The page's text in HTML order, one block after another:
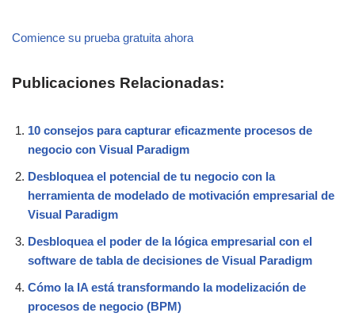
Comience su prueba gratuita ahora
Publicaciones Relacionadas:
10 consejos para capturar eficazmente procesos de
negocio con Visual Paradigm
Desbloquea el potencial de tu negocio con la
herramienta de modelado de motivación empresarial de
Visual Paradigm
Desbloquea el poder de la lógica empresarial con el
software de tabla de decisiones de Visual Paradigm
Cómo la IA está transformando la modelización de
procesos de negocio (BPM)